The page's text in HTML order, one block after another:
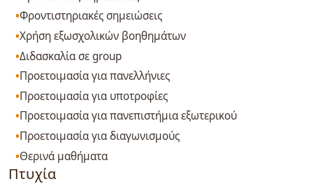
Φροντιστηριακές σημειώσεις
Χρήση εξωσχολικών βοηθημάτων
Διδασκαλία σε group
Προετοιμασία για πανελλήνιες
Προετοιμασία για υποτροφίες
Προετοιμασία για πανεπιστήμια εξωτερικού
Προετοιμασία για διαγωνισμούς
Θερινά μαθήματα
Πτυχία